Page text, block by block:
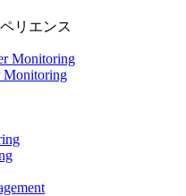
リエンス
Monitoring
Monitoring